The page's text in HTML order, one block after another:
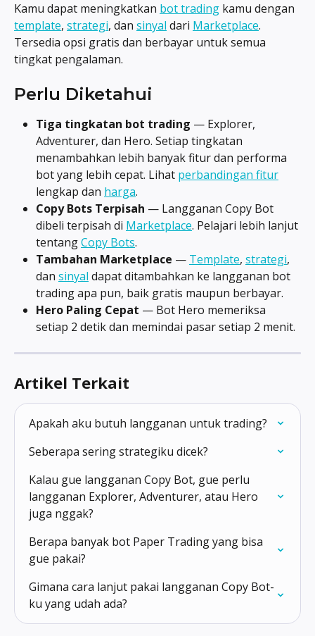
Kamu dapat meningkatkan bot trading kamu dengan
template, strategi, dan sinyal dari Marketplace.
Tersedia opsi gratis dan berbayar untuk semua
tingkat pengalaman.
Perlu Diketahui
Tiga tingkatan bot trading — Explorer,
Adventurer, dan Hero. Setiap tingkatan
menambahkan lebih banyak fitur dan performa
bot yang lebih cepat. Lihat perbandingan fitur
lengkap dan harga.
Copy Bots Terpisah — Langganan Copy Bot
dibeli terpisah di Marketplace. Pelajari lebih lanjut
tentang Copy Bots.
Tambahan Marketplace — Template, strategi,
dan sinyal dapat ditambahkan ke langganan bot
trading apa pun, baik gratis maupun berbayar.
Hero Paling Cepat — Bot Hero memeriksa
setiap 2 detik dan memindai pasar setiap 2 menit.
Artikel Terkait
Apakah aku butuh langganan untuk trading?
Seberapa sering strategiku dicek?
Kalau gue langganan Copy Bot, gue perlu
langganan Explorer, Adventurer, atau Hero
juga nggak?
Berapa banyak bot Paper Trading yang bisa
gue pakai?
Gimana cara lanjut pakai langganan Copy Bot-
ku yang udah ada?